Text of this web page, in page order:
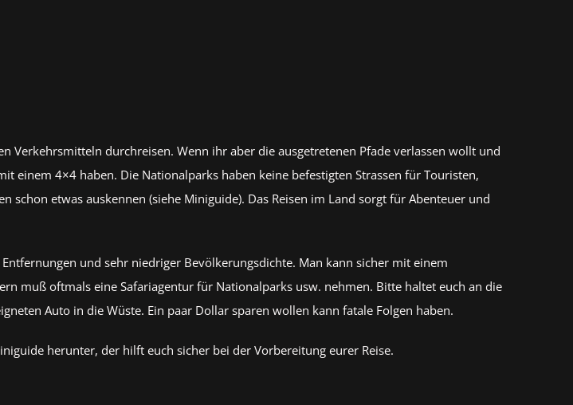
durchreisen. Wenn ihr aber die ausgetretenen Pfade verlassen wollt und
einem 4×4 haben. Die Nationalparks haben keine befestigten Strassen für Touristen,
etwas auskennen (siehe Miniguide). Das Reisen im Land sorgt für Abenteuer und
und sehr niedriger Bevölkerungsdichte. Man kann sicher mit einem
muß oftmals eine Safariagentur für Nationalparks usw. nehmen. Bitte haltet euch an die
Auto in die Wüste. Ein paar Dollar sparen wollen kann fatale Folgen haben.
herunter, der hilft euch sicher bei der Vorbereitung eurer Reise.